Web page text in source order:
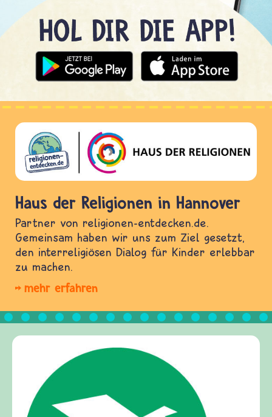
Haus der Religionen in Hannover
Partner von religionen-entdecken.de.
Gemeinsam haben wir uns zum Ziel gesetzt,
den interreligiösen Dialog für Kinder erlebbar
zu machen.
mehr erfahren